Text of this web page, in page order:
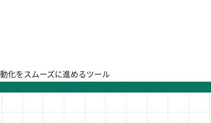
化をスムーズに進めるツール